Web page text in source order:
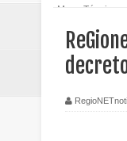
Mesa Técnica